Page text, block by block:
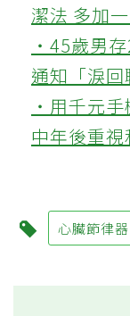
潔法 多加
‧45歲男
通知「淚
‧用千元手
中年後重
心臟節律器